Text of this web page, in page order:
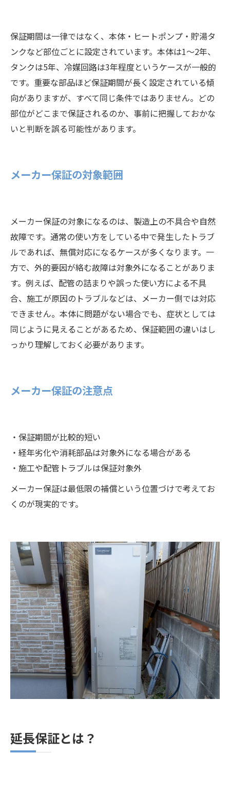
保証期間は一律ではなく、本体・ヒートポンプ・貯湯タ
ンクなど部位ごとに設定されています。本体は1〜2年、
タンクは5年、冷媒回路は3年程度というケースが一般的
です。重要な部品ほど保証期間が長く設定されている傾
向がありますが、すべて同じ条件ではありません。どの
部位がどこまで保証されるのか、事前に把握しておかな
いと判断を誤る可能性があります。
メーカー保証の対象範囲
メーカー保証の対象になるのは、製造上の不具合や自然
故障です。通常の使い方をしている中で発生したトラブ
ルであれば、無償対応になるケースが多くなります。一
方で、外的要因が絡む故障は対象外になることがありま
す。例えば、配管の詰まりや誤った使い方による不具
合、施工が原因のトラブルなどは、メーカー側では対応
できません。本体に問題がない場合でも、症状としては
同じように見えることがあるため、保証範囲の違いはし
っかり理解しておく必要があります。
メーカー保証の注意点
・保証期間が比較的短い
・経年劣化や消耗部品は対象外になる場合がある
・施工や配管トラブルは保証対象外
メーカー保証は最低限の補償という位置づけで考えてお
くのが現実的です。
延長保証とは？